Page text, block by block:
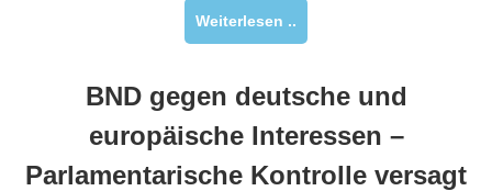
Weiterlesen ..
BND gegen deutsche und
europäische Interessen –
Parlamentarische Kontrolle versagt